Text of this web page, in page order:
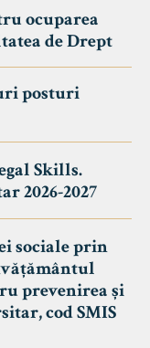
ocuparea
de Drept
posturi
Skills.
2026-2027
sociale prin
prevenirea și
cod SMIS